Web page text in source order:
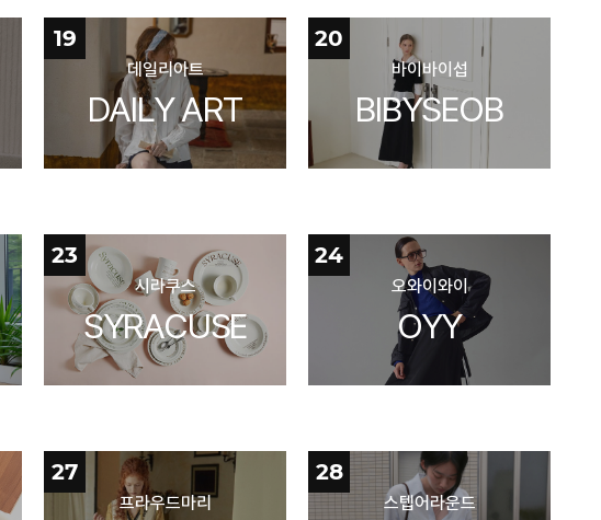
19
데일리아트
DAILY ART
20
바이바이섭
BIBYSEOB
23
시라쿠스
SYRACUSE
24
오와이와이
OYY
27
프라우드마리
28
스텝어라운드